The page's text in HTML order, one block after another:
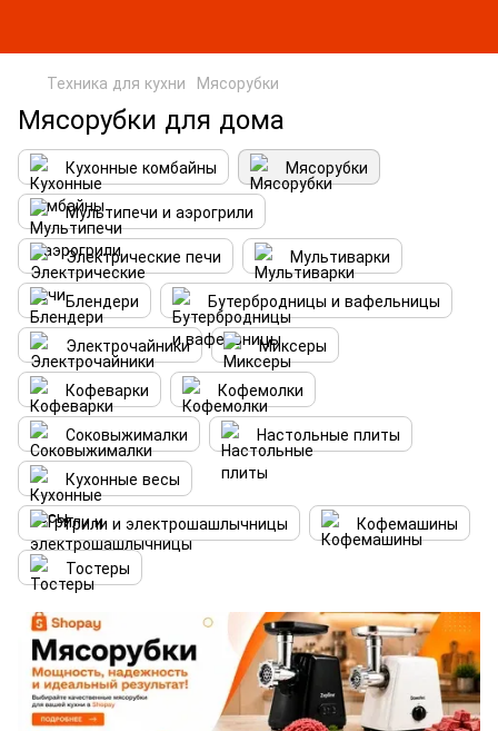
Техника для кухни Мясорубки
Мясорубки для дома
Кухонные комбайны
Мясорубки
Мультипечи и аэрогрили
Электрические печи
Мультиварки
Блендери
Бутербродницы и вафельницы
Электрочайники
Миксеры
Кофеварки
Кофемолки
Соковыжималки
Настольные плиты
Кухонные весы
Грили и электрошашлычницы
Кофемашины
Тостеры